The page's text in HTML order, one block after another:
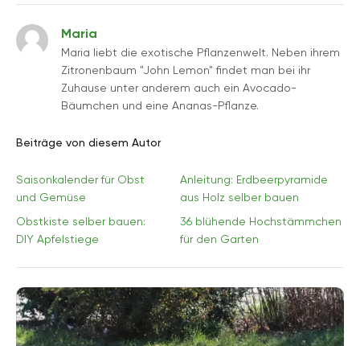
Maria
Maria liebt die exotische Pflanzenwelt. Neben ihrem
Zitronenbaum "John Lemon" findet man bei ihr
Zuhause unter anderem auch ein Avocado-
Bäumchen und eine Ananas-Pflanze.
Beiträge von diesem Autor
Saisonkalender für Obst
und Gemüse
Anleitung: Erdbeerpyramide
aus Holz selber bauen
Obstkiste selber bauen:
DIY Apfelstiege
36 blühende Hochstämmchen
für den Garten